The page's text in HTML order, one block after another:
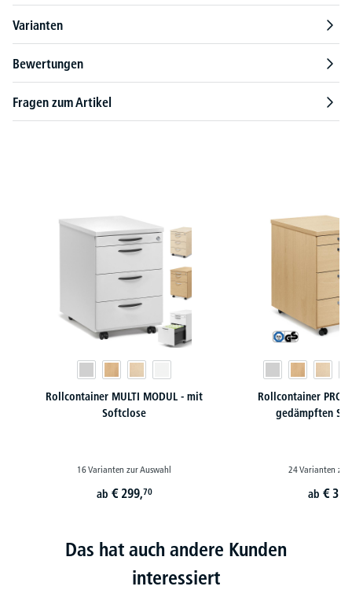
Varianten
Bewertungen
Fragen zum Artikel
Rollcontainer MULTI MODUL - mit
Softclose
16 Varianten zur Auswahl
ab € 299,70
Rollcontainer
gedämpften
24 Varianten zur
ab €
Das hat auch andere Kunden
interessiert